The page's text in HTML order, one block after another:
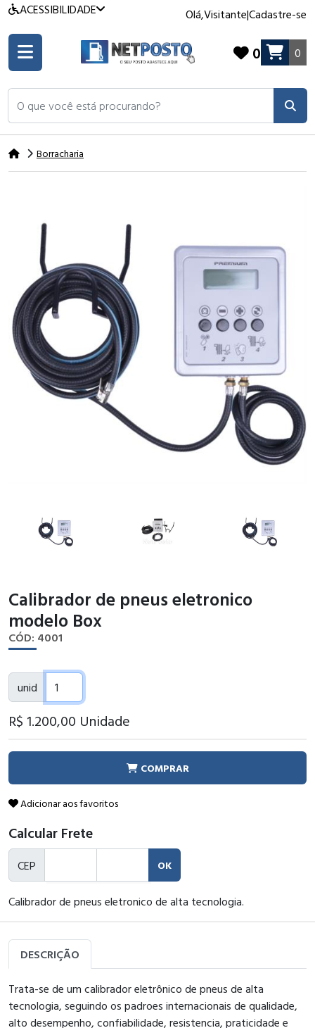
ACESSIBILIDADE Olá,Visitante|Cadastre-se
O que você está procurando?
0 0
Borracharia
Calibrador de pneus eletronico
modelo Box
CÓD: 4001
unid
R$ 1.200,00 Unidade
COMPRAR
Adicionar aos favoritos
Calcular Frete
CEP OK
Calibrador de pneus eletronico de alta tecnologia.
DESCRIÇÃO
Trata-se de um calibrador eletrônico de pneus de alta
tecnologia, seguindo os padroes internacionais de qualidade,
alto desempenho, confiabilidade, resistencia, praticidade e